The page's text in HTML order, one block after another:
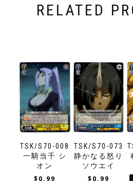
RELATED
TSK/S70-008
一騎当千 シ
オン
$0.99
TSK/S70-073
静かなる怒り
ソウエイ
$0.99